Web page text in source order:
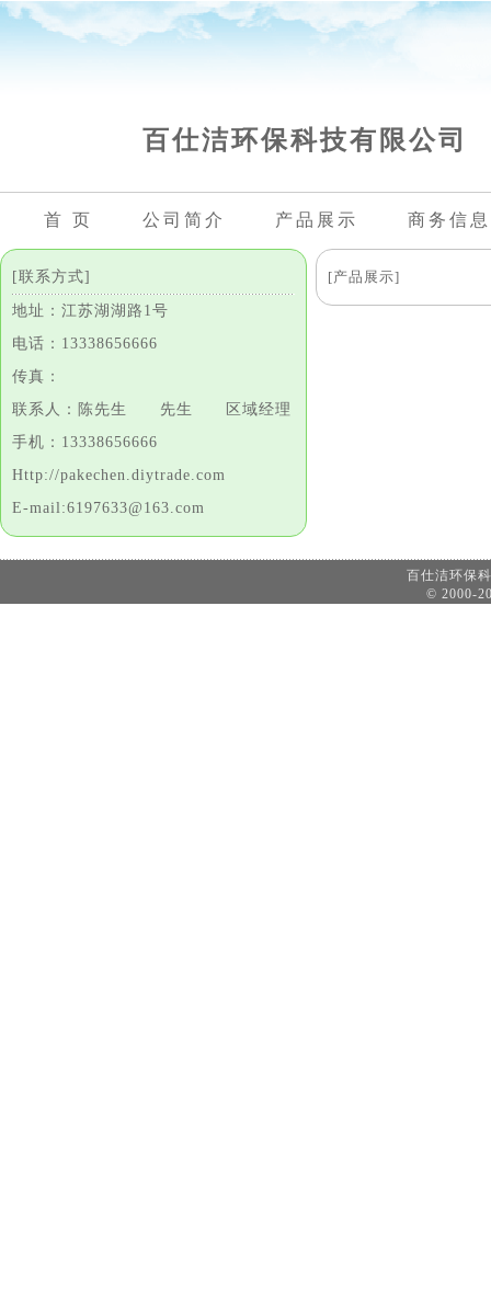
百仕洁环保科技有限公司
首 页 公司简介 产品展示 商务信息
[联系方式]
地址：江苏湖湖路1号
电话：13338656666
传真：
联系人：陈先生 先生 区域经理
手机：13338656666
Http://pakechen.diytrade.com
E-mail:6197633@163.com
[产品展示]
百仕洁环
© 2000-